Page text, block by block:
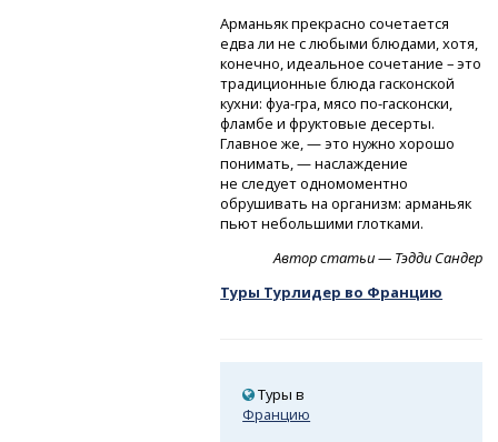
Арманьяк прекрасно сочетается
едва ли не с любыми блюдами, хотя,
конечно, идеальное сочетание – это
традиционные блюда гасконской
кухни:фуа-гра,мясопо-гасконски,
фламбе и фруктовые десерты.
Главное же, — это нужно хорошо
понимать, — наслаждение
не следует одномоментно
обрушивать на организм: арманьяк
пьют небольшими глотками.
Автор статьи — Тэдди Сандер
Туры Турлидер во Францию
Туры в
Францию